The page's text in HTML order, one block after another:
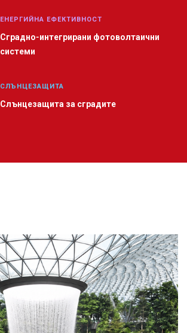
ЕНЕРГИЙНА ЕФЕКТИВНОСТ
Сградно-интегрирани фотоволтаични
системи
СЛЪНЦЕЗАЩИТА
Слънцезащита за сградите